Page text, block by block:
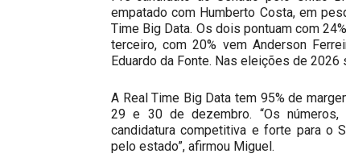
empatado com Humberto Costa, em
Time Big Data. Os dois pontuam com
terceiro, com 20% vem Anderson
Eduardo da Fonte. Nas eleições de 2026
A Real Time Big Data tem 95% de
29 e 30 de dezembro. “Os
candidatura competitiva e forte para o
pelo estado”, afirmou Miguel.